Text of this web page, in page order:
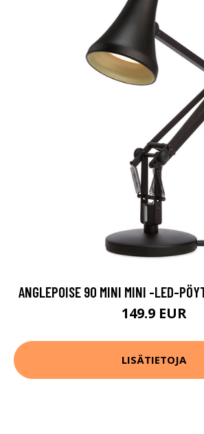
ANGLEPOISE 90 MINI MINI -LED-
149.9 EUR
LISÄTIETOJA